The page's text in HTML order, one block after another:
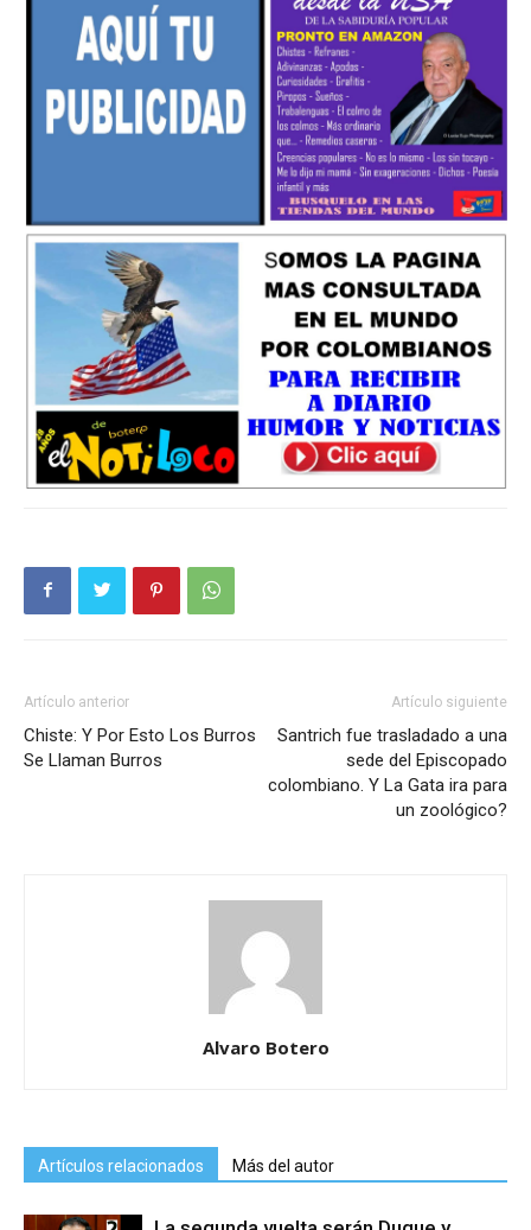
Artículo anterior
Chiste: Y Por Esto Los Burros
Se Llaman Burros
Artículo siguiente
Santrich fue trasladado a una
sede del Episcopado
colombiano. Y La Gata ira para
un zoológico?
Alvaro Botero
Artículos relacionados Más del autor